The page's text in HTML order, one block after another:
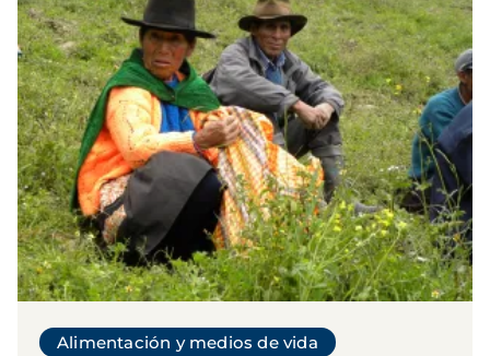
Alimentación y medios de vida